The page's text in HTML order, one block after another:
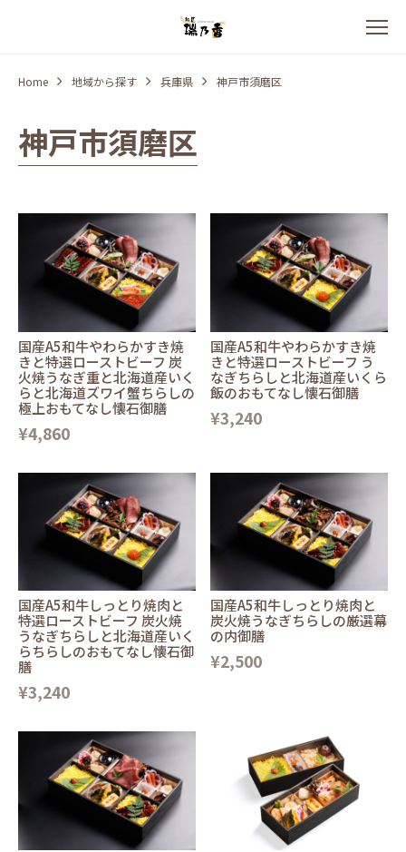
Home 地域から探す 兵庫県 神戸市須磨区
神戸市須磨区
国産A5和牛やわらかすき焼
きと特選ローストビーフ 炭
火焼うなぎ重と北海道産いく
らと北海道ズワイ蟹ちらしの
極上おもてなし懐石御膳
¥4,860
国産A5和牛やわらかすき焼
きと特選ローストビーフ う
なぎちらしと北海道産いくら
飯のおもてなし懐石御膳
¥3,240
国産A5和牛しっとり焼肉と
特選ローストビーフ 炭火焼
うなぎちらしと北海道産いく
らちらしのおもてなし懐石御
膳
¥3,240
国産A5和牛しっとり焼肉と
炭火焼うなぎちらしの厳選幕
の内御膳
¥2,500